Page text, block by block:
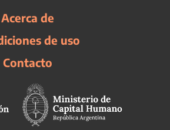
Acerca de
de uso
Contacto